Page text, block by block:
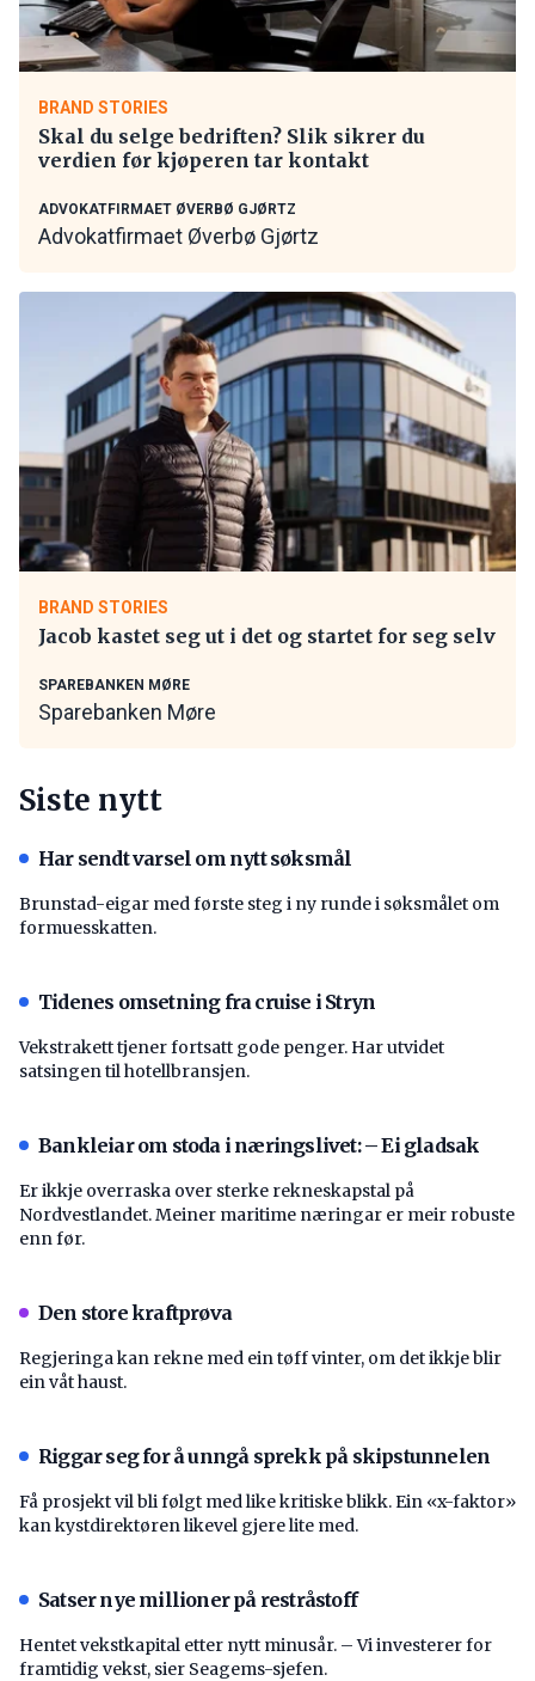
BRAND STORIES
Skal du selge bedriften? Slik sikrer du
verdien før kjøperen tar kontakt
ADVOKATFIRMAET ØVERBØ GJØRTZ
Advokatfirmaet Øverbø Gjørtz
BRAND STORIES
Jacob kastet seg ut i det og startet for seg selv
SPAREBANKEN MØRE
Sparebanken Møre
Siste nytt
Har sendt varsel om nytt søksmål
Brunstad-eigar med første steg i ny runde i søksmålet om
formuesskatten.
Tidenes omsetning fra cruise i Stryn
Vekstrakett tjener fortsatt gode penger. Har utvidet
satsingen til hotellbransjen.
Bankleiar om stoda i næringslivet: – Ei gladsak
Er ikkje overraska over sterke rekneskapstal på
Nordvestlandet. Meiner maritime næringar er meir robuste
enn før.
Den store kraftprøva
Regjeringa kan rekne med ein tøff vinter, om det ikkje blir
ein våt haust.
Riggar seg for å unngå sprekk på skipstunnelen
Få prosjekt vil bli følgt med like kritiske blikk. Ein «x-faktor»
kan kystdirektøren likevel gjere lite med.
Satser nye millioner på restråstoff
Hentet vekstkapital etter nytt minusår. – Vi investerer for
framtidig vekst, sier Seagems-sjefen.